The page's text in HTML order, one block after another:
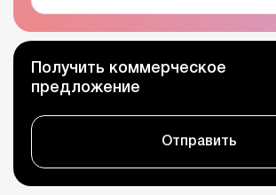
Получить коммерческое
предложение
Отправить